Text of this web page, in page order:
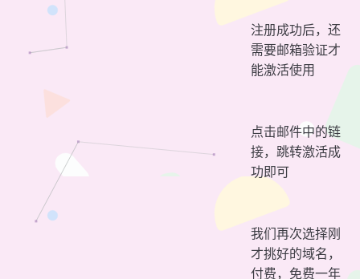
注册成功后，还
需要邮箱验证才
能激活使用
点击邮件中的链
接，跳转激活成
功即可
我们再次选择刚
才挑好的域名，
付费，免费一年